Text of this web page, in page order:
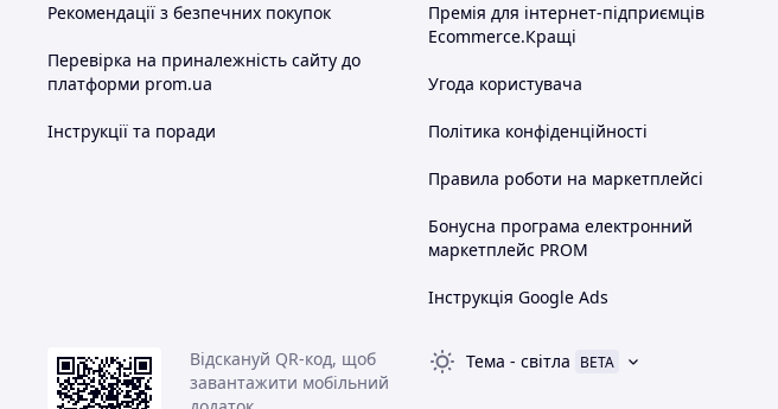
Рекомендації з безпечних покупок
Перевірка на приналежність сайту до
платформи prom.ua
Інструкції та поради
Премія для інтернет-підприємців
Ecommerce.Кращі
Угода користувача
Політика конфіденційності
Правила роботи на маркетплейсі
Бонусна програма електронний
маркетплейс PROM
Інструкція Google Ads
Відскануй QR-код, щоб
завантажити мобільний
Тема - світла BETA